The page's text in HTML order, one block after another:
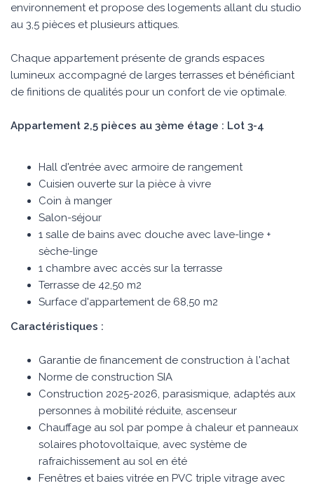
environnement et propose des logements allant du studio
au 3,5 pièces et plusieurs attiques.
Chaque appartement présente de grands espaces
lumineux accompagné de larges terrasses et bénéficiant
de finitions de qualités pour un confort de vie optimale.
Appartement 2,5 pièces au 3ème étage : Lot 3-4
Hall d'entrée avec armoire de rangement
Cuisien ouverte sur la pièce à vivre
Coin à manger
Salon-séjour
1 salle de bains avec douche avec lave-linge +
sèche-linge
1 chambre avec accès sur la terrasse
Terrasse de 42,50 m2
Surface d'appartement de 68,50 m2
Caractéristiques :
Garantie de financement de construction à l'achat
Norme de construction SIA
Construction 2025-2026, parasismique, adaptés aux
personnes à mobilité réduite, ascenseur
Chauffage au sol par pompe à chaleur et panneaux
solaires photovoltaïque, avec système de
rafraichissement au sol en été
Fenêtres et baies vitrée en PVC triple vitrage avec